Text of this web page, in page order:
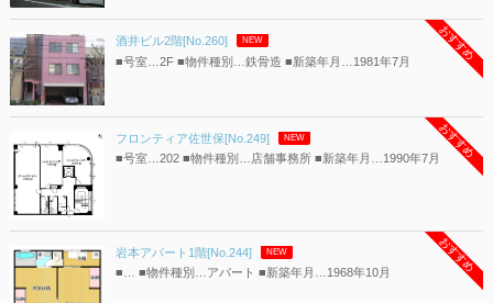
酒井ビル2階[No.260] NEW
■号室…2F ■物件種別…鉄骨造 ■新築年月…1981年7月 おすすめ
フロンティア佐世保[No.249] NEW
■号室…202 ■物件種別…店舗事務所 ■新築年月…1990年7月おすすめ
岩本アパート1階[No.244] NEW
■… ■物件種別…アパート ■新築年月…1968年10月 おすすめ